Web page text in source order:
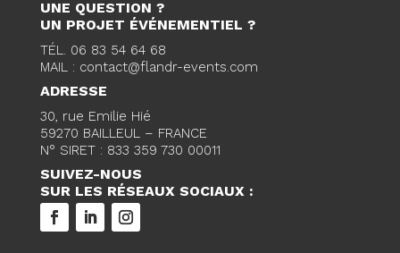
UNE QUESTION ?
UN PROJET ÉVÉNEMENTIEL ?
TÉL. 06 83 54 64 68
MAIL : contact@flandr-events.com
ADRESSE
30, rue Emilie Hié
59270 BAILLEUL – FRANCE
N° SIRET : 833 359 730 00011
SUIVEZ-NOUS
SUR LES RÉSEAUX SOCIAUX :